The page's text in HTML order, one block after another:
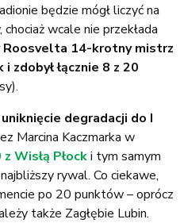
będzie mógł liczyć na
wcale nie przekłada
Roosvelta 14-krotny mistrz
zdobył łącznie 8 z 20
degradacji do I
Marcina Kaczmarka w
Wisłą Płocki tym samym
rywal. Co ciekawe,
po 20 punktów – oprócz
także Zagłębie Lubin.